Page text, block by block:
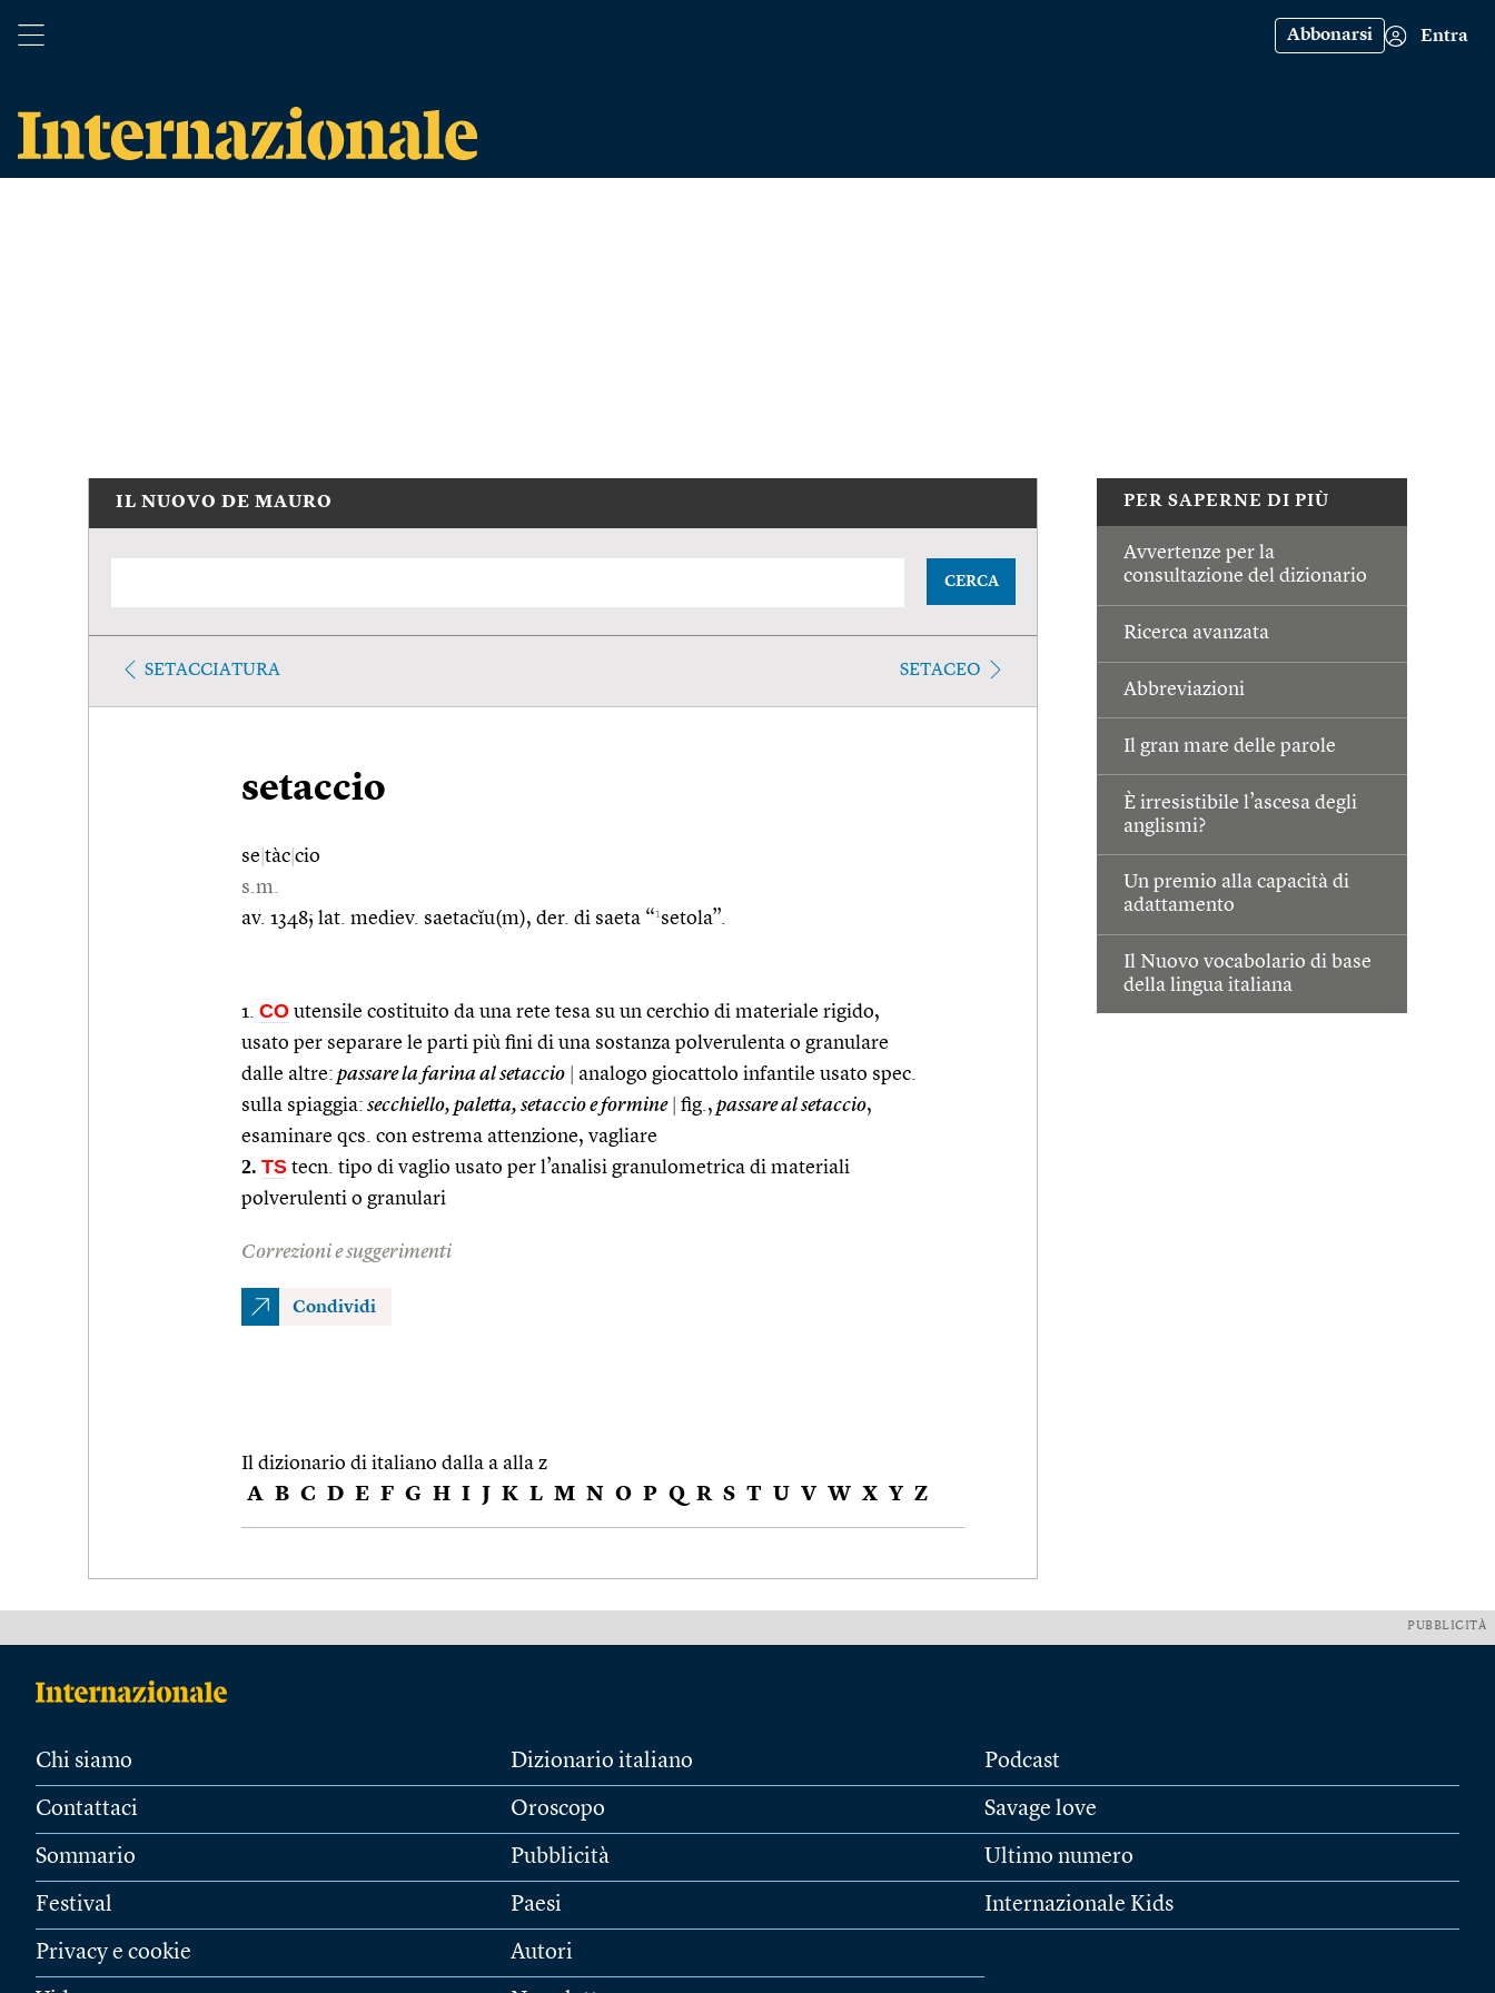
Abbonarsi Entra
PER SAPERNE DI PIÙ
Avvertenze per la
consultazione del dizionario
Ricerca avanzata
Abbreviazioni
Il gran mare delle parole
È irresistibile l’ascesa degli
anglismi?
Un premio alla capacità di
adattamento
Il Nuovo vocabolario di base
della lingua italiana
IL NUOVO DE MAURO
CERCA
SETACCIATURA SETACEO
setaccio
se tàc cio
s.m.
av. 1348; lat. mediev. saetacĭu(m), der. di saeta “1setola”.
1. CO utensile costituito da una rete tesa su un cerchio di materiale rigido,
usato per separare le parti più fini di una sostanza polverulenta o granulare
dalle altre: passare la farina al setaccio
analogo giocattolo infantile usato spec.
sulla spiaggia: secchiello, paletta, setaccio e formine fig., passare al setaccio,
esaminare qcs. con estrema attenzione, vagliare
2. TS tecn. tipo di vaglio usato per l’analisi granulometrica di materiali
polverulenti o granulari
Correzioni e suggerimenti
Condividi
Il dizionario di italiano dalla a alla z
A B C D E F G H I J K L M N O P Q R S T U V W X Y Z
PUBBLICITÀ
Chi siamo
Contattaci
Sommario
Festival
Privacy e cookie
Dizionario italiano
Oroscopo
Pubblicità
Paesi
Autori
Podcast
Savage love
Ultimo numero
Internazionale Kids